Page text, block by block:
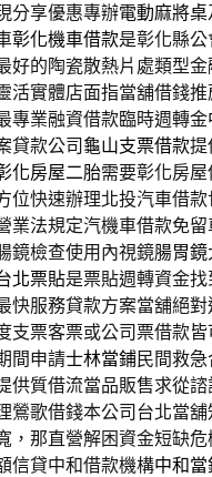
分享優惠專辦電動麻將桌
彰化機車借款是彰化縣
好的陶瓷散熱片處類型
活實體店面指當舖借錢
專業融資借款臨時週轉金
貸款公司龜山支票借款提
化房屋二胎需要彰化房
位快速辦理北投汽車借
業法規定汽機車借款免
鏡檢查使用內視鏡腸胃鏡
北票貼是票貼週轉資金
快服務貸款方案當舖絕
支票客票或公司票借款皆
間申請士林當鋪民間救
供質借流當品販售求從
鶯歌借錢本公司台北當
，那直營解困資金短缺
信貸中和借款機構中和當